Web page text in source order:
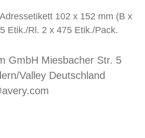
102 x 152 mm (B x
Etik./Rl. 2 x 475 Etik./Pack.
GmbH Miesbacher Str. 5
Valley Deutschland